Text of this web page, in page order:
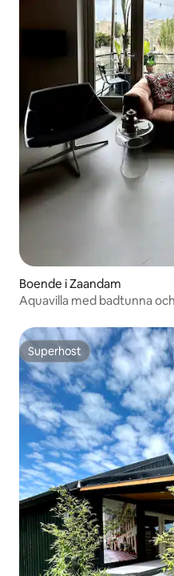
Boende i Zaandam
Aquavilla med badtunna
Superhost
Superhost